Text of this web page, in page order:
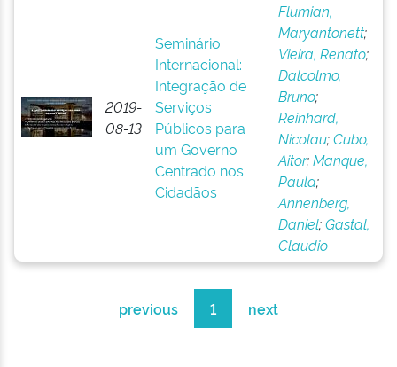
2019-
08-13
Seminário
Internacional:
Integração de
Serviços
Públicos para
um Governo
Centrado nos
Cidadãos
Flumian,
Maryantonett;
Vieira, Renato;
Dalcolmo,
Bruno;
Reinhard,
Nicolau;Cubo,
Aitor;Manque,
Paula;
Annenberg,
Daniel;Gastal,
Claudio
previous 1 next